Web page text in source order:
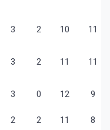
3 2 10 11
3 2 11 11
3 0 12 9
2 2 11 8